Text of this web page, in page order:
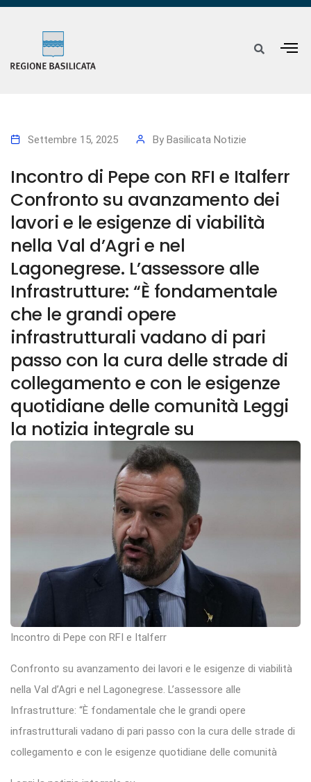
Settembre 15, 2025 By Basilicata Notizie
Incontro di Pepe con RFI e Italferr
Confronto su avanzamento dei
lavori e le esigenze di viabilità
nella Val d’Agri e nel
Lagonegrese. L’assessore alle
Infrastrutture: “È fondamentale
che le grandi opere
infrastrutturali vadano di pari
passo con la cura delle strade di
collegamento e con le esigenze
quotidiane delle comunità Leggi
la notizia integrale su
Incontro di Pepe con RFI e Italferr
Confronto su avanzamento dei lavori e le esigenze di viabilità
nella Val d’Agri e nel Lagonegrese. L’assessore alle
Infrastrutture: “È fondamentale che le grandi opere
infrastrutturali vadano di pari passo con la cura delle strade di
collegamento e con le esigenze quotidiane delle comunità